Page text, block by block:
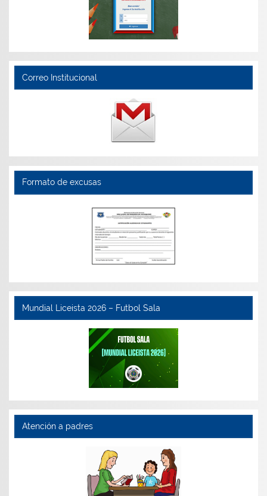
Correo Institucional
Formato de excusas
Mundial Liceista 2026 – Futbol Sala
Atención a padres